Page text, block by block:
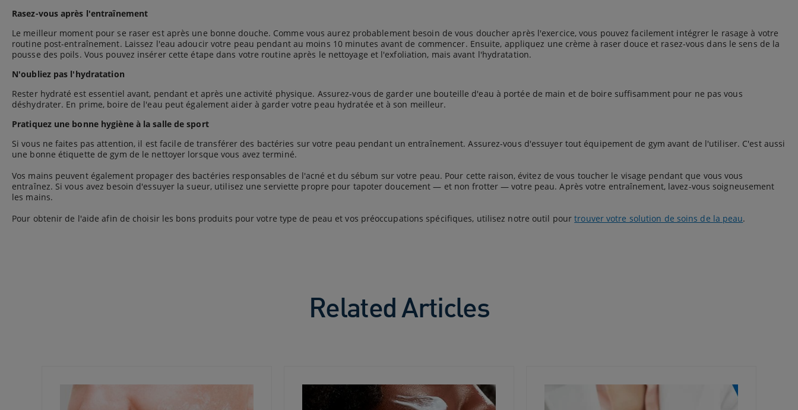
Rasez-vous après l'entraînement
Le meilleur moment pour se raser est après une bonne douche. Comme vous aurez probablement besoin de vous doucher après l'exercice, vous pouvez facilement intégrer le rasage à votre
routine post-entraînement. Laissez l'eau adoucir votre peau pendant au moins 10 minutes avant de commencer. Ensuite, appliquez une crème à raser douce et rasez-vous dans le sens de la
pousse des poils. Vous pouvez insérer cette étape dans votre routine après le nettoyage et l'exfoliation, mais avant l'hydratation.
N'oubliez pas l'hydratation
Rester hydraté est essentiel avant, pendant et après une activité physique. Assurez-vous de garder une bouteille d'eau à portée de main et de boire suffisamment pour ne pas vous
déshydrater. En prime, boire de l'eau peut également aider à garder votre peau hydratée et à son meilleur.
Pratiquez une bonne hygiène à la salle de sport
Si vous ne faites pas attention, il est facile de transférer des bactéries sur votre peau pendant un entraînement. Assurez-vous d'essuyer tout équipement de gym avant de l'utiliser. C'est aussi
une bonne étiquette de gym de le nettoyer lorsque vous avez terminé.
Vos mains peuvent également propager des bactéries responsables de l'acné et du sébum sur votre peau. Pour cette raison, évitez de vous toucher le visage pendant que vous vous
entraînez. Si vous avez besoin d'essuyer la sueur, utilisez une serviette propre pour tapoter doucement — et non frotter — votre peau. Après votre entraînement, lavez-vous soigneusement
les mains.
Pour obtenir de l'aide afin de choisir les bons produits pour votre type de peau et vos préoccupations spécifiques, utilisez notre outil pourtrouver votre solution de soins de la peau.
Related Articles